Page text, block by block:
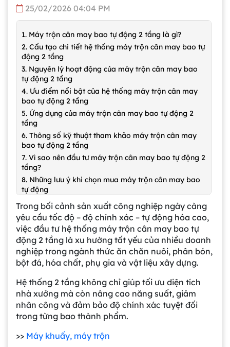
25/02/2026 04:04 PM
1. Máy trộn cân may bao tự động 2 tầng là gì?
2. Cấu tạo chi tiết hệ thống máy trộn cân may bao tự
động 2 tầng
3. Nguyên lý hoạt động của máy trộn cân may bao
tự động 2 tầng
4. Ưu điểm nổi bật của hệ thống máy trộn cân may
bao tự động 2 tầng
5. Ứng dụng của máy trộn cân may bao tự động 2
tầng
6. Thông số kỹ thuật tham khảo máy trộn cân may
bao tự động 2 tầng
7. Vì sao nên đầu tư máy trộn cân may bao tự động 2
tầng?
8. Những lưu ý khi chọn mua máy trộn cân may bao
tự động
9. Xu hướng tự động hóa trong ngành trộn – đóng
bao
10. Kết luận
Trong bối cảnh sản xuất công nghiệp ngày càng
yêu cầu tốc độ – độ chính xác – tự động hóa cao,
việc đầu tư hệ thống máy trộn cân may bao tự
động 2 tầng là xu hướng tất yếu của nhiều doanh
nghiệp trong ngành thức ăn chăn nuôi, phân bón,
bột đá, hóa chất, phụ gia và vật liệu xây dựng.
Hệ thống 2 tầng không chỉ giúp tối ưu diện tích
nhà xưởng mà còn nâng cao năng suất, giảm
nhân công và đảm bảo độ chính xác tuyệt đối
trong từng bao thành phẩm.
>> Máy khuấy, máy trộn